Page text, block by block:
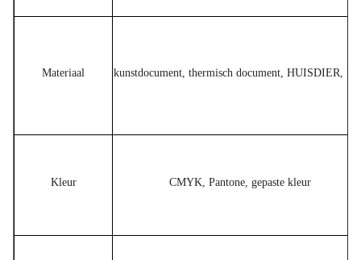
Materiaal kunstdocument, thermisch document, HUISDIER,
Kleur CMYK, Pantone, gepaste kleur